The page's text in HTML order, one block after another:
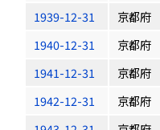
1939-12-31
京都府
1940-12-31
京都府
1941-12-31
京都府
1942-12-31
京都府